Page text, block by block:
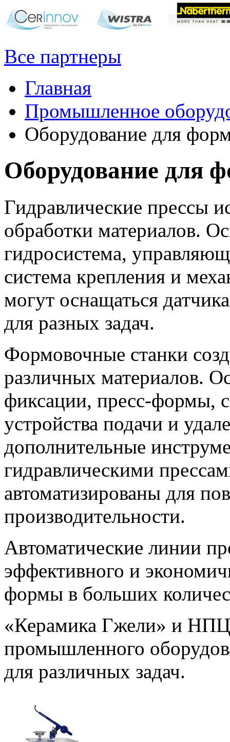
Все партнеры
Главная
Промышленное
Оборудование для
Оборудование для
Гидравлические прессы
обработки материалов.
гидросистема,
система крепления и
могут оснащаться
для разных задач.
Формовочные станки
различных материалов.
фиксации, пресс-формы,
устройства подачи и
дополнительные
гидравлическими
автоматизированы для
производительности.
Автоматические линии
эффективного и
формы в больших
«Керамика Гжели» и
промышленного
для различных задач.